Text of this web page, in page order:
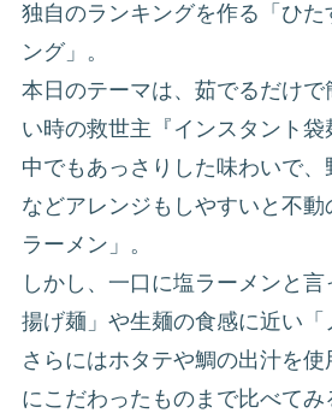
独自のランキングを作る「ひた
ング」。
本日のテーマは、茹でるだけで
い時の救世主『インスタント袋
中でもあっさりした味わいで、
などアレンジもしやすいと不動
ラーメン」。
しかし、一口に塩ラーメンと
揚げ麺」や生麺の食感に近い「
さらにはホタテや鯛の出汁を
にこだわったものまで比べてみ